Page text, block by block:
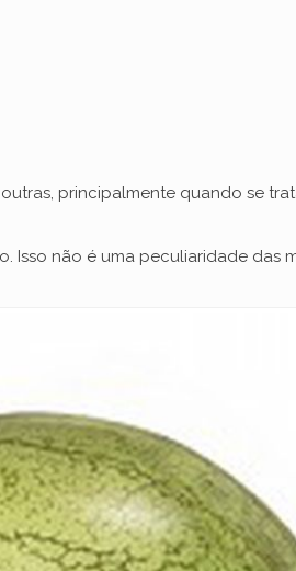
principalmente quando se
não é uma peculiaridade das